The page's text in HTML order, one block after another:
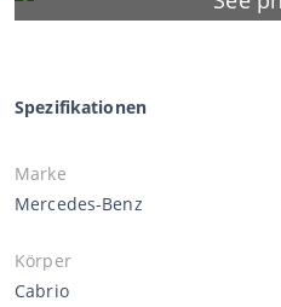
Spezifikationen
Marke
Mercedes-Benz
Körper
Cabrio